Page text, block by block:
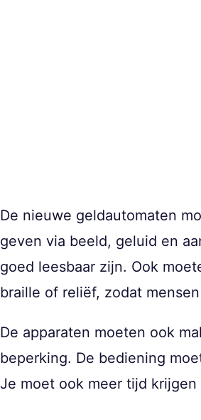
De nieuwe geldautomaten
geven via beeld, geluid en
goed leesbaar zijn. Ook
braille of reliëf, zodat
De apparaten moeten ook
beperking. De bediening
Je moet ook meer tijd